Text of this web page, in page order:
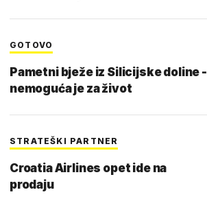
GOTOVO
Pametni bježe iz Silicijske doline -
nemoguća je za život
STRATEŠKI PARTNER
Croatia Airlines opet ide na
prodaju